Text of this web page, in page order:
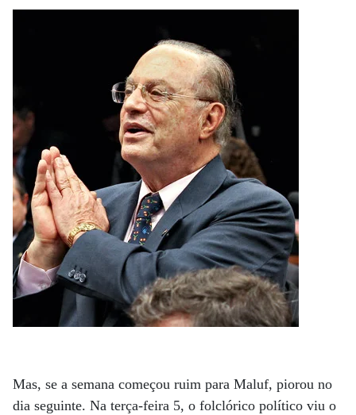
Mas, se a semana começou ruim para Maluf, piorou no
dia seguinte. Na terça-feira 5, o folclórico político viu o